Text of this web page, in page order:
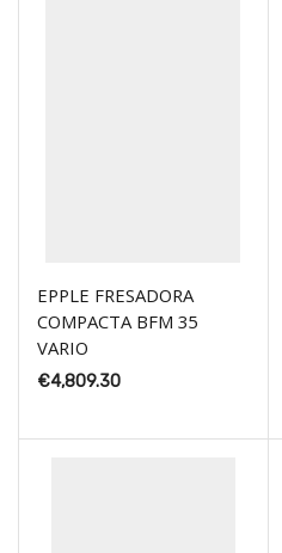
EPPLE FRESADORA
COMPACTA BFM 35
VARIO
€4,809.30